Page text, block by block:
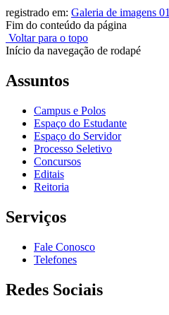
registrado em: Galeria de imagens 01
Fim do conteúdo da página
Voltar para o topo
Início da navegação de rodapé
Assuntos
Campus e Polos
Espaço do Estudante
Espaço do Servidor
Processo Seletivo
Concursos
Editais
Reitoria
Serviços
Fale Conosco
Telefones
Redes Sociais